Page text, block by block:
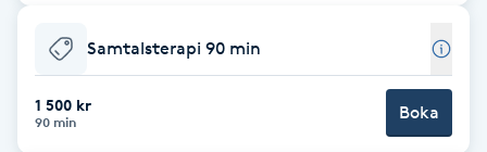
Color correction
Cryoterapi
Samtalsterapi 90 min
1 500 kr
90 min Boka